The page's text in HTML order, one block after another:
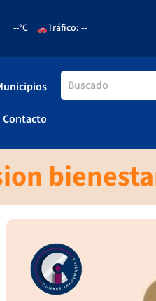
--°C Tráfico: --
Contacto